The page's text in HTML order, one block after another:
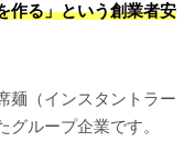
作る」という創業者安
麺（インスタントラー
グループ企業です。